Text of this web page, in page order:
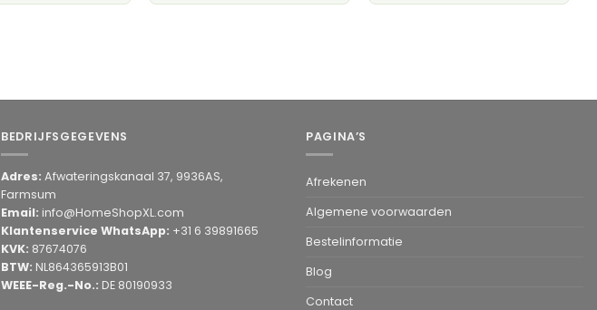
BEDRIJFSGEGEVENS
Adres: Afwateringskanaal 37, 9936AS,
Farmsum
Email: info@HomeShopXL.com
Klantenservice WhatsApp: +31 6 39891665
KVK: 87674076
BTW: NL864365913B01
WEEE-Reg.-No.: DE 80190933
PAGINA’S
Afrekenen
Algemene voorwaarden
Bestelinformatie
Blog
Contact